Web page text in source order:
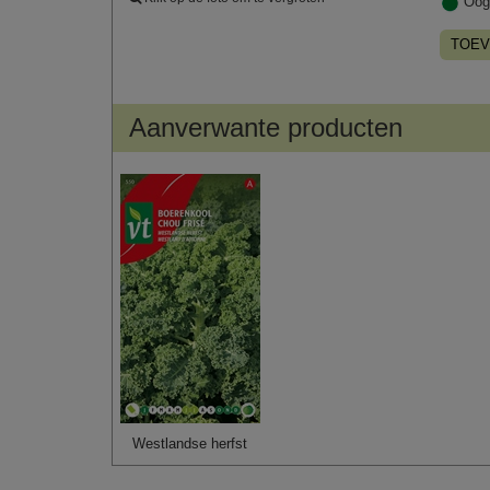
Aanverwante producten
Westlandse herfst